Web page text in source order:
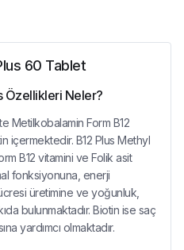
60 Tablet
Özellikleri Neler?
Metilkobalamin Form B12
içermektedir. B12 Plus Methyl
B12 vitamini ve Folik asit
fonksiyonuna, enerji
üretimine ve yoğunluk,
bulunmaktadır. Biotin ise saç
yardımcı olmaktadır.